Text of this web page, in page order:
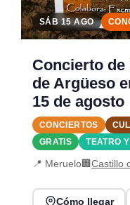
SÁB 15 AGO
Concierto de
de Argüeso
15 de agosto
CONCIERTOS
GRATIS
TEATRO
📍 Meruelo🏢Castillo
Cómo llegar